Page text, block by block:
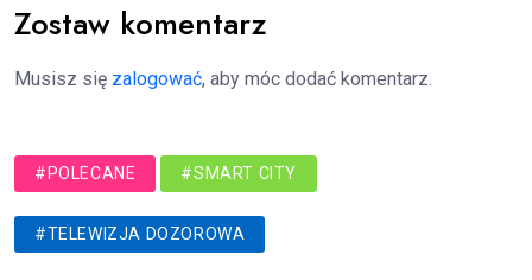
Zostaw komentarz
Musisz się zalogować, aby móc dodać komentarz.
#POLECANE #SMART CITY
#TELEWIZJA DOZOROWA